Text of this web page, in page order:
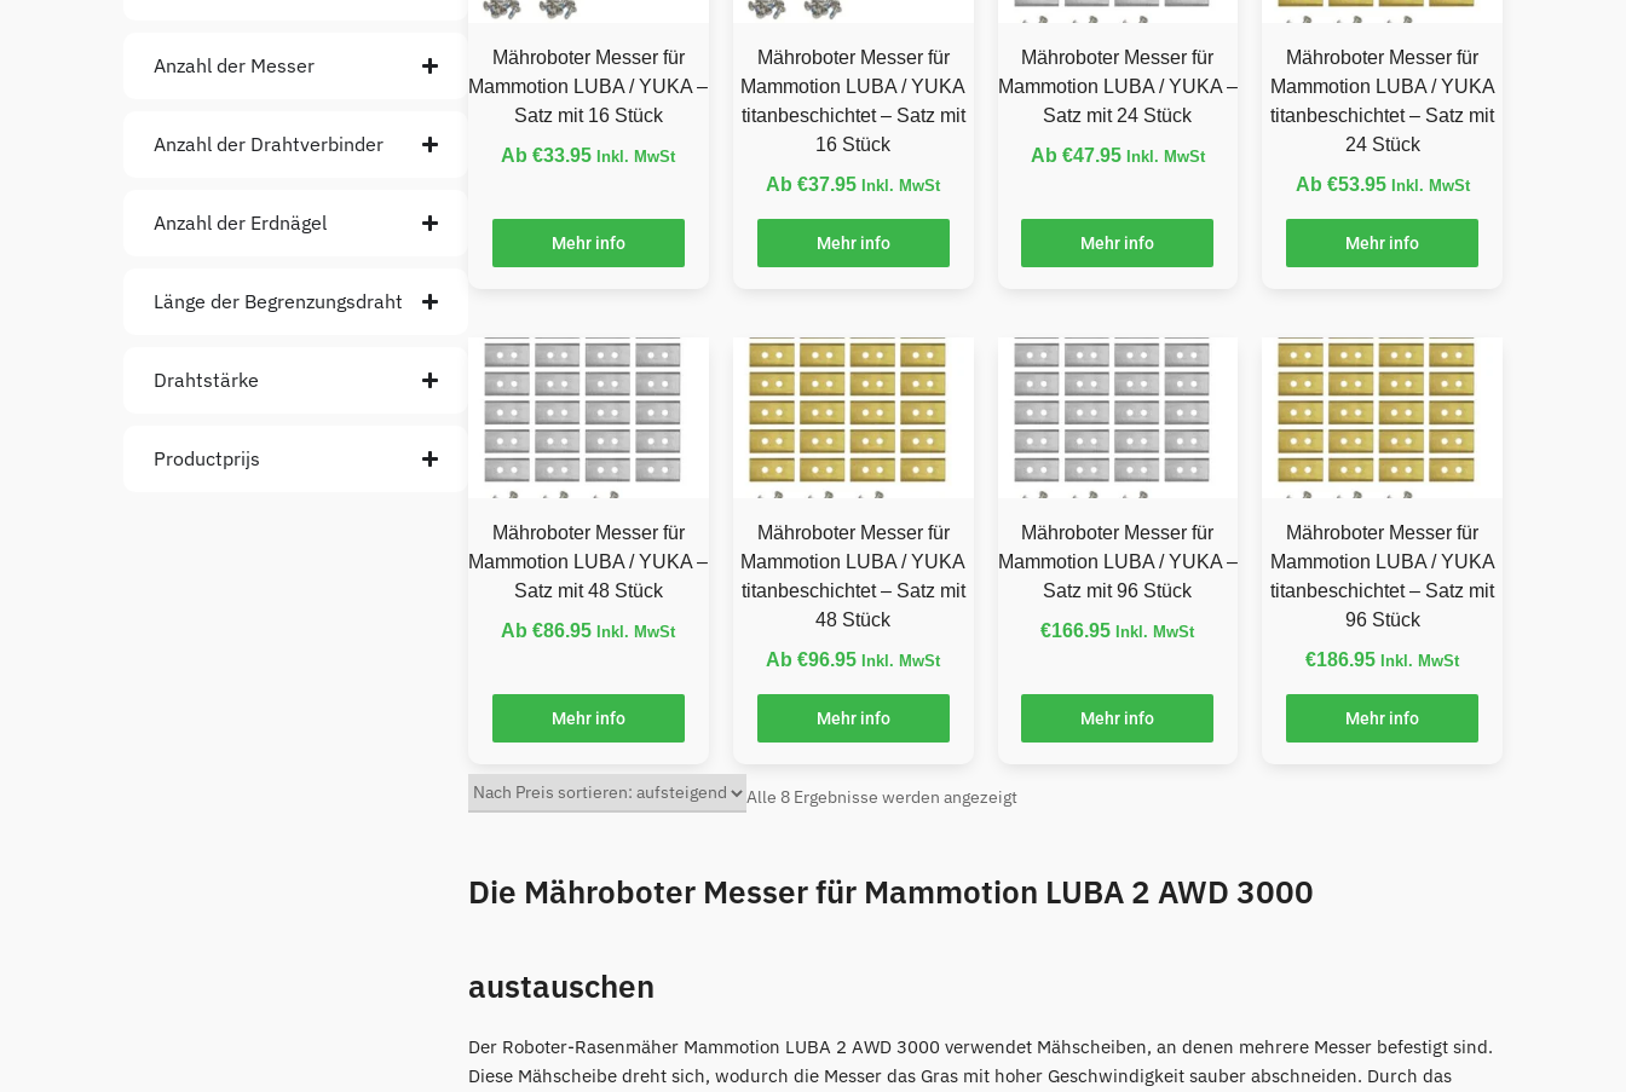
Anzahl der Messer
Anzahl der Drahtverbinder
Anzahl der Erdnägel
Länge der Begrenzungsdraht
Drahtstärke
Productprijs
Mähroboter Messer für
Mammotion LUBA / YUKA –
Satz mit 16 Stück
Ab €33.95 Inkl. MwSt
Mehr info
Mähroboter Messer für
Mammotion LUBA / YUKA
titanbeschichtet – Satz mit
16 Stück
Ab €37.95 Inkl. MwSt
Mehr info
Mähroboter Messer für
Mammotion LUBA / YUKA –
Satz mit 24 Stück
Ab €47.95 Inkl. MwSt
Mehr info
Mähroboter Messer für
Mammotion LUBA / YUKA
titanbeschichtet – Satz mit
24 Stück
Ab €53.95 Inkl. MwSt
Mehr info
Mähroboter Messer für
Mammotion LUBA / YUKA –
Satz mit 48 Stück
Ab €86.95 Inkl. MwSt
Mehr info
Mähroboter Messer für
Mammotion LUBA / YUKA
titanbeschichtet – Satz mit
48 Stück
Ab €96.95 Inkl. MwSt
Mehr info
Mähroboter Messer für
Mammotion LUBA / YUKA –
Satz mit 96 Stück
€166.95 Inkl. MwSt
Mehr info
Mähroboter Messer für
Mammotion LUBA / YUKA
titanbeschichtet – Satz mit
96 Stück
€186.95 Inkl. MwSt
Mehr info
Alle 8 Ergebnisse werden angezeigt
Die Mähroboter Messer für Mammotion LUBA 2 AWD 3000
austauschen
Der Roboter-Rasenmäher Mammotion LUBA 2 AWD 3000 verwendet Mähscheiben, an denen mehrere Messer befestigt sind.
Diese Mähscheibe dreht sich, wodurch die Messer das Gras mit hoher Geschwindigkeit sauber abschneiden. Durch das